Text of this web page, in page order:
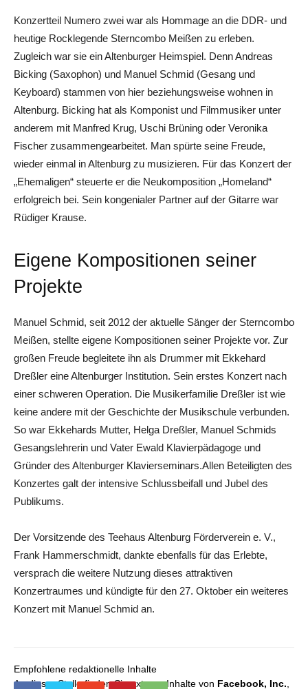
Konzertteil Numero zwei war als Hommage an die DDR- und
heutige Rocklegende Sterncombo Meißen zu erleben.
Zugleich war sie ein Altenburger Heimspiel. Denn Andreas
Bicking (Saxophon) und Manuel Schmid (Gesang und
Keyboard) stammen von hier beziehungsweise wohnen in
Altenburg. Bicking hat als Komponist und Filmmusiker unter
anderem mit Manfred Krug, Uschi Brüning oder Veronika
Fischer zusammengearbeitet. Man spürte seine Freude,
wieder einmal in Altenburg zu musizieren. Für das Konzert der
„Ehemaligen“ steuerte er die Neukomposition „Homeland“
erfolgreich bei. Sein kongenialer Partner auf der Gitarre war
Rüdiger Krause.
Eigene Kompositionen seiner
Projekte
Manuel Schmid, seit 2012 der aktuelle Sänger der Sterncombo
Meißen, stellte eigene Kompositionen seiner Projekte vor. Zur
großen Freude begleitete ihn als Drummer mit Ekkehard
Dreßler eine Altenburger Institution. Sein erstes Konzert nach
einer schweren Operation. Die Musikerfamilie Dreßler ist wie
keine andere mit der Geschichte der Musikschule verbunden.
So war Ekkehards Mutter, Helga Dreßler, Manuel Schmids
Gesangslehrerin und Vater Ewald Klavierpädagoge und
Gründer des Altenburger Klavierseminars.Allen Beteiligten des
Konzertes galt der intensive Schlussbeifall und Jubel des
Publikums.
Der Vorsitzende des Teehaus Altenburg Förderverein e. V.,
Frank Hammerschmidt, dankte ebenfalls für das Erlebte,
versprach die weitere Nutzung dieses attraktiven
Konzertraumes und kündigte für den 27. Oktober ein weiteres
Konzert mit Manuel Schmid an.
Empfohlene redaktionelle Inhalte
An dieser Stelle finden Sie externe Inhalte von Facebook, Inc.